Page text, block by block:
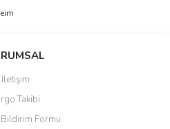
siz yapın!
Yaz
bulunuyor.
daha pahalı.
İletişim
Takibi
Formu